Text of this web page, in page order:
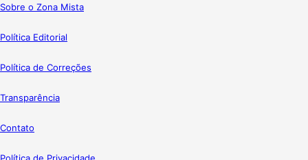
Sobre o Zona Mista
Política Editorial
Política de Correções
Transparência
Contato